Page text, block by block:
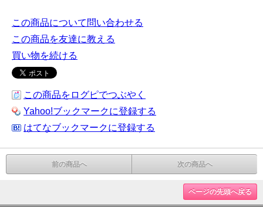
この商品について問い合わせる
この商品を友達に教える
買い物を続ける
この商品をログピでつぶやく
Yahoo!ブックマークに登録する
はてなブックマークに登録する
前の商品へ 次の商品へ
ページの先頭へ戻る